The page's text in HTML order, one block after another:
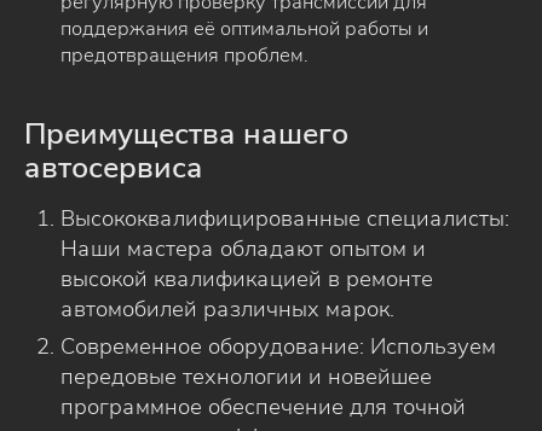
поддержания её оптимальной работы и
предотвращения проблем.
Преимущества нашего
автосервиса
Высококвалифицированные специалисты:
Наши мастера обладают опытом и
высокой квалификацией в ремонте
автомобилей различных марок.
Современное оборудование: Используем
передовые технологии и новейшее
программное обеспечение для точной